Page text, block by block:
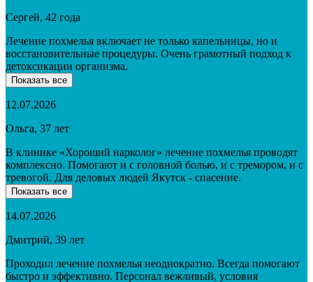
Сергей, 42 года
Лечение похмелья включает не только капельницы, но и
восстановительные процедуры. Очень грамотный подход к
детоксикации организма.
Показать все
12.07.2026
Ольга, 37 лет
В клинике «Хороший нарколог» лечение похмелья проводят
комплексно. Помогают и с головной болью, и с тремором, и с
тревогой. Для деловых людей Якутск - спасение.
Показать все
14.07.2026
Дмитрий, 39 лет
Проходил лечение похмелья неоднократно. Всегда помогают
быстро и эффективно. Персонал вежливый, условия